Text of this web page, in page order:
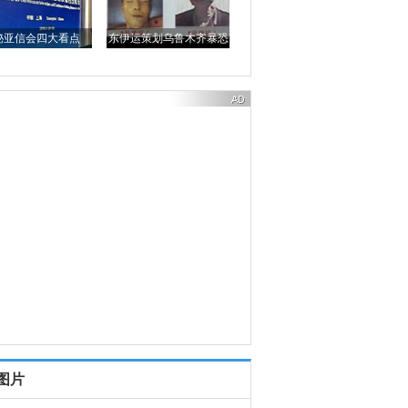
亚信会四大看点 东伊运策划乌鲁木齐暴恐
片